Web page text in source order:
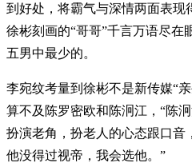
到好处，将霸气与深情两面表现
徐彬刻画的“哥哥”千言万语尽在
五男中最少的。
李宛纹考量到徐彬不是新传媒“
算不及陈罗密欧和陈泂江，“陈
扮演老角，扮老人的心态跟口音
他没得过视帝，我会选他。”